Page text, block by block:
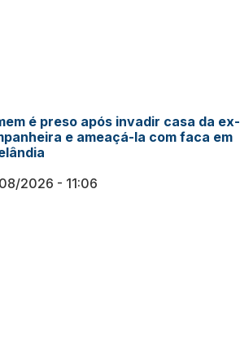
é preso após invadir casa da ex-
e ameaçá-la com faca em
2026
11:06